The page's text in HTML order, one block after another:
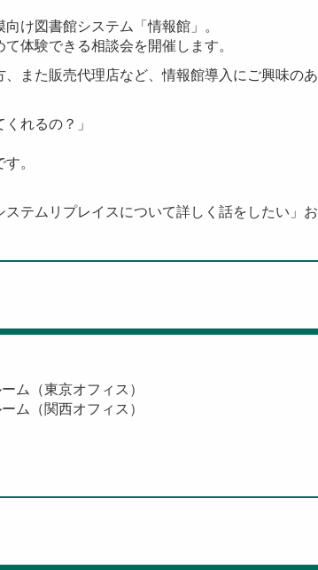
け図書館システム「情報館」。
体験できる相談会を開催します。
また販売代理店など、情報館導入にご興味のあ
れるの？」
。
テムリプレイスについて詳しく話をしたい」お
ム（東京オフィス）
ム（関西オフィス）